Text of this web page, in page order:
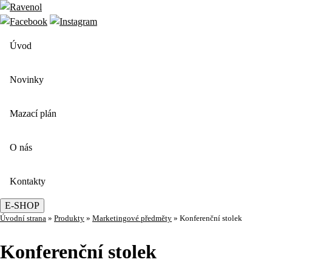
Úvod
Novinky
Mazací plán
O nás
Kontakty
E-SHOP
Úvodní strana » Produkty » Marketingové předměty » Konferenční stolek
Konferenční stolek